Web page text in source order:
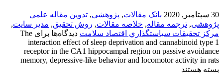
30 سپتامبر, 2020 بانک مقالات, پژوهشی, تدوین مقاله علمی
پژوهشی, ترجمه مقاله, خلاصه مقالات, روش تحقیق, مدیر سایت,
مركز تحقيقات سياستگذاري اقتصاد سلامت دیدگاه‌ها
برای The
interaction effect of sleep deprivation and cannabinoid type 1
receptor in the CA1 hippocampal region on passive avoidance
memory, depressive-like behavior and locomotor activity in rats
بسته هستند